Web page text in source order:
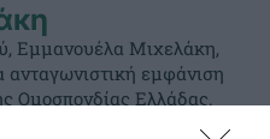
Εμμανουέλα Μιχελάκη,
ανταγωνιστική εμφάνιση
Ομοσπονδίας Ελλάδας.